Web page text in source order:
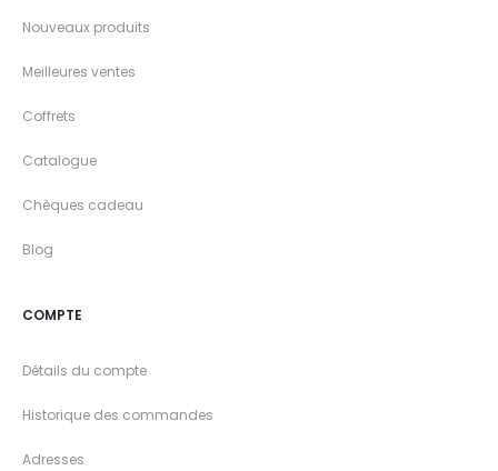
Nouveaux produits
Meilleures ventes
Coffrets
Catalogue
Chèques cadeau
Blog
COMPTE
Détails du compte
Historique des commandes
Adresses